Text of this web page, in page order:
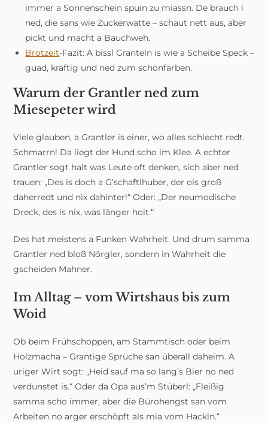
immer a Sonnenschein spuin zu miassn. De brauch i
ned, die sans wie Zuckerwatte – schaut nett aus, aber
pickt und macht a Bauchweh.
Brotzeit-Fazit: A bissl Granteln is wie a Scheibe Speck –
guad, kräftig und ned zum schönfärben.
Warum der Grantler ned zum
Miesepeter wird
Viele glauben, a Grantler is einer, wo alles schlecht redt.
Schmarrn! Da liegt der Hund scho im Klee. A echter
Grantler sogt halt was Leute oft denken, sich aber ned
trauen: „Des is doch a G’schaftlhuber, der ois groß
daherredt und nix dahinter!“ Oder: „Der neumodische
Dreck, des is nix, was länger hoit.“
Des hat meistens a Funken Wahrheit. Und drum samma
Grantler ned bloß Nörgler, sondern in Wahrheit die
gscheiden Mahner.
Im Alltag – vom Wirtshaus bis zum
Woid
Ob beim Frühschoppen, am Stammtisch oder beim
Holzmacha – Grantige Sprüche san überall daheim. A
uriger Wirt sogt: „Heid sauf ma so lang’s Bier no ned
verdunstet is.“ Oder da Opa aus’m Stüberl: „Fleißig
samma scho immer, aber die Bürohengst san vom
Arbeiten no arger erschöpft als mia vom Hackln.“